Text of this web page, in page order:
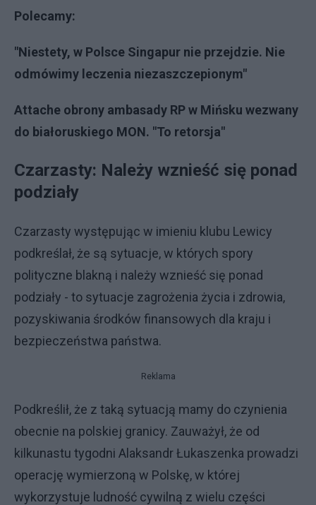
Polecamy:
"Niestety, w Polsce Singapur nie przejdzie. Nie
odmówimy leczenia niezaszczepionym"
Attache obrony ambasady RP w Mińsku wezwany
do białoruskiego MON. "To retorsja"
Czarzasty: Należy wznieść się ponad
podziały
Czarzasty występując w imieniu klubu Lewicy
podkreślał, że są sytuacje, w których spory
polityczne blakną i należy wznieść się ponad
podziały - to sytuacje zagrożenia życia i zdrowia,
pozyskiwania środków finansowych dla kraju i
bezpieczeństwa państwa.
Reklama
Podkreślił, że z taką sytuacją mamy do czynienia
obecnie na polskiej granicy. Zauważył, że od
kilkunastu tygodni Alaksandr Łukaszenka prowadzi
operację wymierzoną w Polskę, w której
wykorzystuje ludność cywilną z wielu części